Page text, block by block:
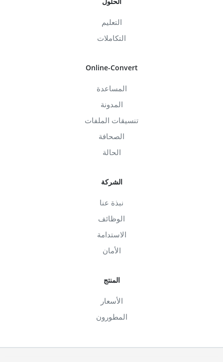
التعليم
التكاملات
Online-Convert
المساعدة
المدونة
تنسيقات الملفات
الصحافة
الحالة
الشركة
نبذة عنا
الوظائف
الاستدامة
الأمان
المنتج
الأسعار
المطورون